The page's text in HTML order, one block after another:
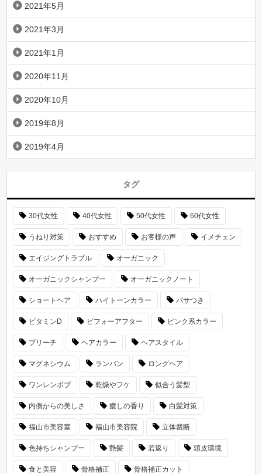
2021年5月
2021年3月
2021年1月
2020年11月
2020年10月
2019年8月
2019年4月
タグ
30代女性 40代女性 50代女性 60代女性
うねり対策 おすすめ お客様の声 イメチェン
エイジングトラブル オーガニック
オーガニックシャンプー オーガニックノート
ショートヘア ハイトーンカラー パサつき
ビタミンD ビフォーアフター ピンク系カラー
ブリーチ ヘアカラー ヘアスタイル
マグネシウム ランバン ロングヘア
ワンレンボブ 乾燥やフケ 似合う髪型
内側からの美しさ 癒しの香り 白髪対策
福山市美容室 福山市美容院 立体裁断
色持ちシャンプー 艶髪 若返り 頭皮環境
食と美容 骨格補正 骨格補正カット